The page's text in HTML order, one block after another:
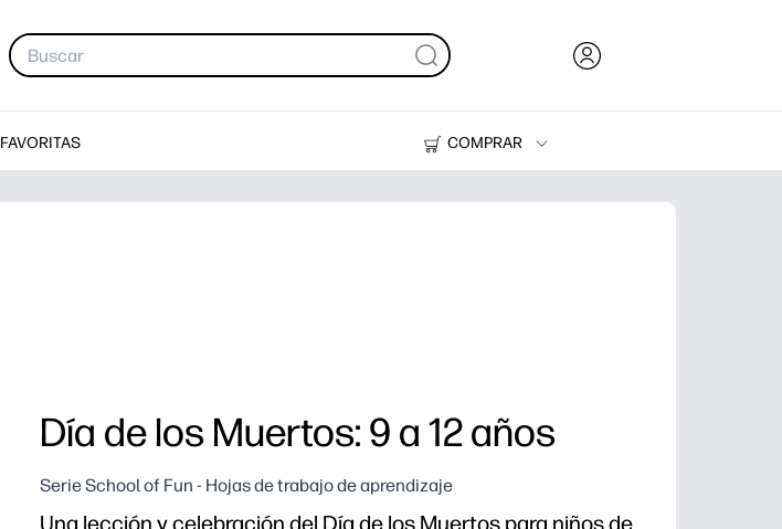
FAVORITAS
COMPRAR
Impresoras
Día de los Muertos: 9 a 12 años
Serie School of Fun - Hojas de trabajo de aprendizaje
Una lección y celebración del Día de los Muertos para niños de